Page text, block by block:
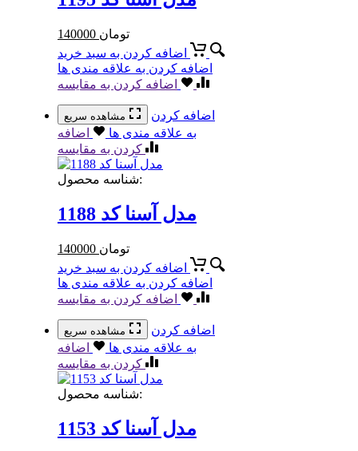
140000 تومان
اضافه کردن به سبد خرید
اضافه کردن به علاقه مندی ها
اضافه کردن به مقایسه
مشاهده سریع
اضافه کردن
به علاقه مندی ها
اضافه
کردن به مقایسه
شناسه محصول:
مدل آسنا کد 1188
140000 تومان
اضافه کردن به سبد خرید
اضافه کردن به علاقه مندی ها
اضافه کردن به مقایسه
مشاهده سریع
اضافه کردن
به علاقه مندی ها
اضافه
کردن به مقایسه
شناسه محصول:
مدل آسنا کد 1153